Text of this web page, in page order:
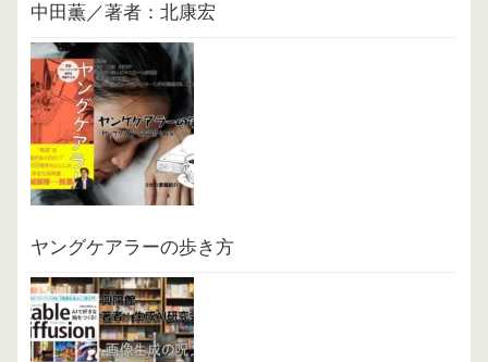
中田薫／著者：北康宏
ヤングケアラーの歩き方